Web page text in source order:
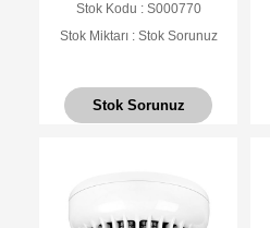
DEDEKTÖRÜ
Stok Kodu : S000770
Stok Miktarı : Stok Sorunuz
Stok Sorunuz